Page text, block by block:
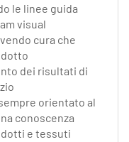
le linee guida
visual
cura che
dei risultati di
orientato al
conoscenza
e tessuti